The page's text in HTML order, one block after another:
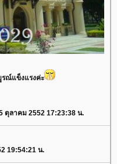
ณ์แข็งแรงค่ะ
ตุลาคม 2552 17:23:38 น.
19:54:21 น.